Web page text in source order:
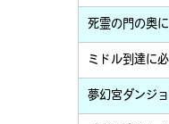
死霊の門の奥
ミドル到達に
夢幻宮ダンジ